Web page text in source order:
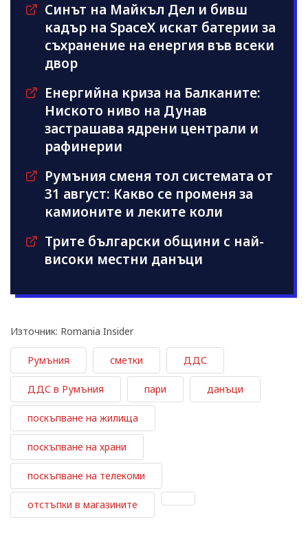
Синът на Майкъл Дeл и бивш
кадър на SpaceX искат батерии за
съхранение на енергия във всеки
двор
Енергийна криза на Балканите:
Ниското ниво на Дунав
застрашава ядрени централи и
рафинерии
Румъния сменя тол системата от
31 август: Какво се променя за
камионите и леките коли
Трите български общини с най-
високи местни данъци
Източник: Romania Insider
Румъния сметки ДДС
ДДС в Румъния пари данъци
поскъпване на жилища
поскъпване на храни
поскъпване на телекоми
отстъпки в магазините